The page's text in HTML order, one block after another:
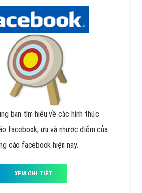
bạn tìm hiểu về các hình thức
facebook, ưu và nhược điểm của
cáo facebook hiện nay.
XEM CHI TIẾT